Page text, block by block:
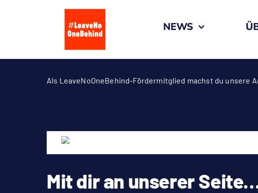
NEWS
Als LeaveNoOneBehind-Fördermitglied machst du unsere
Mit dir an unserer